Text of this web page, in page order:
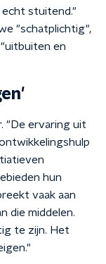
echt stuitend."
"schatplichtig",
en
"De ervaring uit
hun
vaak aan
die middelen.
te zijn. Het